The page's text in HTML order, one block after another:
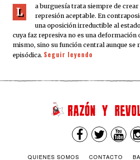
L
a burguesía trata siempre de
represión aceptable. En
una oposición irreductible al
cuya faz represiva no es una deformación
mismo, sino su función central aunque se
episódica. Seguir leyendo
QUIENES SOMOS CONTACTO